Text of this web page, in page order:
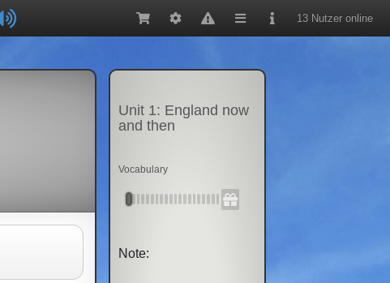
13 Nutzer online
Unit 1: England now
and then
Vocabulary
Note: